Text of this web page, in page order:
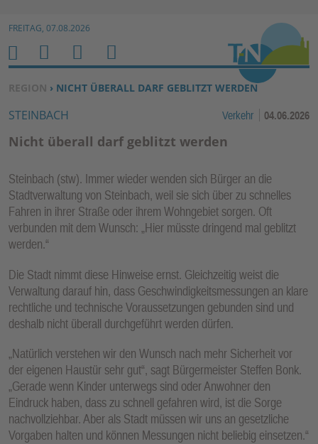
Zum Inhalt springen ↓
FREITAG, 07.08.2026
SIE BEFINDEN SICH HIER:
REGION › NICHT ÜBERALL DARF GEBLITZT WERDEN
STEINBACH Verkehr 04.06.2026
Nicht überall darf geblitzt werden
Steinbach (stw). Immer wieder wenden sich Bürger an die
Stadtverwaltung von Steinbach, weil sie sich über zu schnelles
Fahren in ihrer Straße oder ihrem Wohngebiet sorgen. Oft
verbunden mit dem Wunsch: „Hier müsste dringend mal geblitzt
werden.“
Die Stadt nimmt diese Hinweise ernst. Gleichzeitig weist die
Verwaltung darauf hin, dass Geschwindigkeitsmessungen an klare
rechtliche und technische Voraussetzungen gebunden sind und
deshalb nicht überall durchgeführt werden dürfen.
„Natürlich verstehen wir den Wunsch nach mehr Sicherheit vor
der eigenen Haustür sehr gut“, sagt Bürgermeister Steffen Bonk.
„Gerade wenn Kinder unterwegs sind oder Anwohner den
Eindruck haben, dass zu schnell gefahren wird, ist die Sorge
nachvollziehbar. Aber als Stadt müssen wir uns an gesetzliche
Vorgaben halten und können Messungen nicht beliebig einsetzen.“
H
O
M
E
M
E
N
U
S
U
E
B
E
T
E
R
F
U
K
TI
O
N
E
N